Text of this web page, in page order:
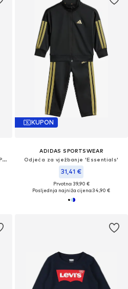
Slimfit Traperice 'LVB Slim Dobby Pull On'
KUPON
ADIDAS SPORTSWEAR
Odjeća za vježbanje 'Essentials'
31,41 €
Prvotno: 39,90 €
Posljednja najniža cijena:34,90 €